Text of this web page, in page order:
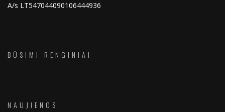
A/s LT547044090106444936
BŪSIMI RENGINIAI
NAUJIENOS